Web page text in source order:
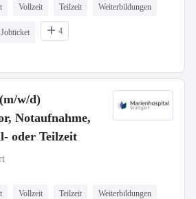
Vollzeit Teilzeit Weiterbildungen
Jobticket 4
w/d)
Notaufnahme,
oder Teilzeit
Vollzeit Teilzeit Weiterbildungen